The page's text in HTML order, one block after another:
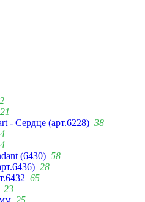
- Сердце (арт.6228) 38
(6430) 58
28
65
23
25